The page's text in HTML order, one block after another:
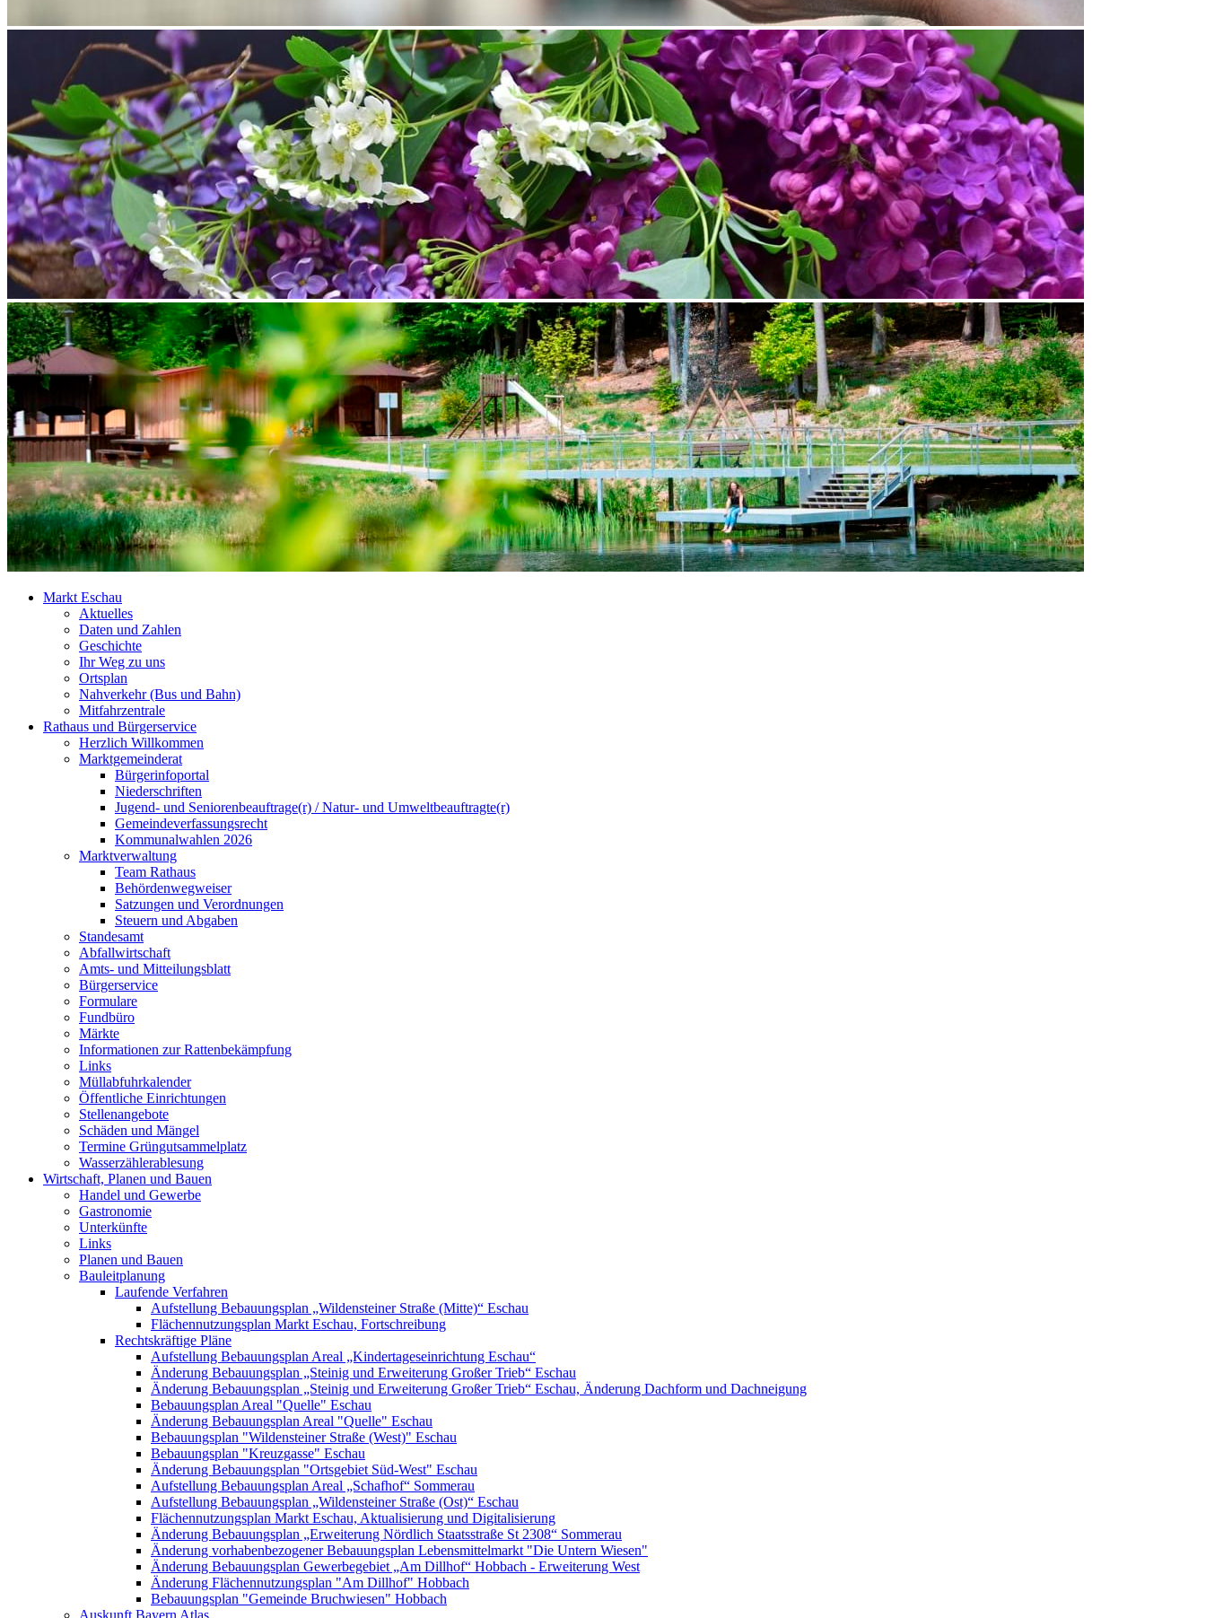
Markt Eschau
Aktuelles
Daten und Zahlen
Geschichte
Ihr Weg zu uns
Ortsplan
Nahverkehr (Bus und Bahn)
Mitfahrzentrale
Rathaus und Bürgerservice
Herzlich Willkommen
Marktgemeinderat
Bürgerinfoportal
Niederschriften
Jugend- und Seniorenbeauftrage(r) / Natur- und Umweltbeauftragte(r)
Gemeindeverfassungsrecht
Kommunalwahlen 2026
Marktverwaltung
Team Rathaus
Behördenwegweiser
Satzungen und Verordnungen
Steuern und Abgaben
Standesamt
Abfallwirtschaft
Amts- und Mitteilungsblatt
Bürgerservice
Formulare
Fundbüro
Märkte
Informationen zur Rattenbekämpfung
Links
Müllabfuhrkalender
Öffentliche Einrichtungen
Stellenangebote
Schäden und Mängel
Termine Grüngutsammelplatz
Wasserzählerablesung
Wirtschaft, Planen und Bauen
Handel und Gewerbe
Gastronomie
Unterkünfte
Links
Planen und Bauen
Bauleitplanung
Laufende Verfahren
Aufstellung Bebauungsplan „Wildensteiner Straße (Mitte)“ Eschau
Flächennutzungsplan Markt Eschau, Fortschreibung
Rechtskräftige Pläne
Aufstellung Bebauungsplan Areal „Kindertageseinrichtung Eschau“
Änderung Bebauungsplan „Steinig und Erweiterung Großer Trieb“ Eschau
Änderung Bebauungsplan „Steinig und Erweiterung Großer Trieb“ Eschau, Änderung Dachform und Dachneigung
Bebauungsplan Areal "Quelle" Eschau
Änderung Bebauungsplan Areal "Quelle" Eschau
Bebauungsplan "Wildensteiner Straße (West)" Eschau
Bebauungsplan "Kreuzgasse" Eschau
Änderung Bebauungsplan "Ortsgebiet Süd-West" Eschau
Aufstellung Bebauungsplan Areal „Schafhof“ Sommerau
Aufstellung Bebauungsplan „Wildensteiner Straße (Ost)“ Eschau
Flächennutzungsplan Markt Eschau, Aktualisierung und Digitalisierung
Änderung Bebauungsplan „Erweiterung Nördlich Staatsstraße St 2308“ Sommerau
Änderung vorhabenbezogener Bebauungsplan Lebensmittelmarkt "Die Untern Wiesen"
Änderung Bebauungsplan Gewerbegebiet „Am Dillhof“ Hobbach - Erweiterung West
Änderung Flächennutzungsplan "Am Dillhof" Hobbach
Bebauungsplan "Gemeinde Bruchwiesen" Hobbach
Auskunft Bayern Atlas